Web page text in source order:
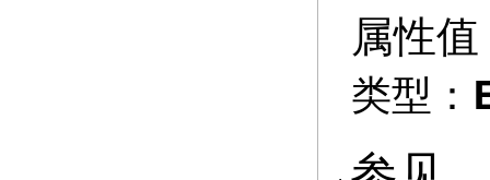
属性值
类型：